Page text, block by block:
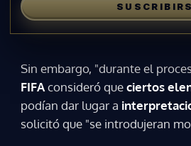
Sin embargo, "durante el
FIFAconsideró queciertos
podían dar lugar a
solicitó que "se introdujeran